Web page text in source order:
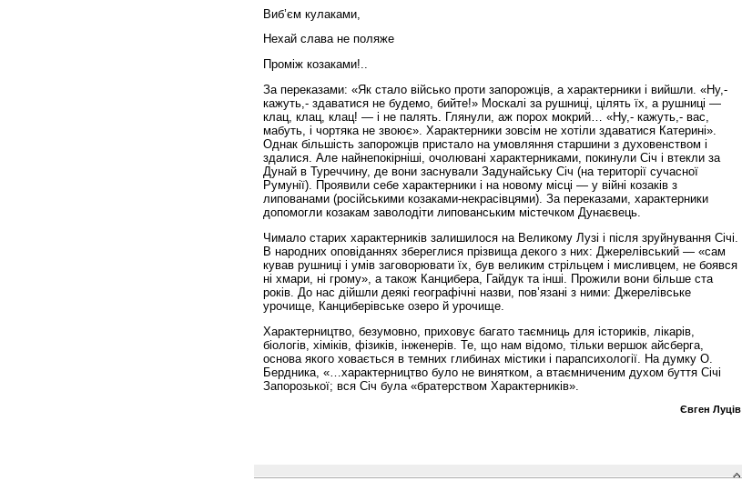
Виб’єм кулаками,
Нехай слава не поляже
Проміж козаками!..
За переказами: «Як стало військо проти запорожців, а характерники і вийшли. «Ну,-
кажуть,- здаватися не будемо, бийте!» Москалі за рушниці, цілять їх, а рушниці —
клац, клац, клац! — і не палять. Глянули, аж порох мокрий… «Ну,- кажуть,- вас,
мабуть, і чортяка не звоює». Характерники зовсім не хотіли здаватися Катерині».
Однак більшість запорожців пристало на умовляння старшини з духовенством і
здалися. Але найнепокірніші, очолювані характерниками, покинули Січ і втекли за
Дунай в Туреччину, де вони заснували Задунайську Січ (на території сучасної
Румунії). Проявили себе характерники і на новому місці — у війні козаків з
липованами (російськими козаками-некрасівцями). За переказами, характерники
допомогли козакам заволодіти липованським містечком Дунаєвець.
Чимало старих характерників залишилося на Великому Лузі і після зруйнування Січі.
В народних оповіданнях збереглися прізвища декого з них: Джерелівський — «сам
кував рушниці і умів заговорювати їх, був великим стрільцем і мисливцем, не боявся
ні хмари, ні грому», а також Канцибера, Гайдук та інші. Прожили вони більше ста
років. До нас дійшли деякі географічні назви, пов’язані з ними: Джерелівське
урочище, Канциберівське озеро й урочище.
Характерництво, безумовно, приховує багато таємниць для істориків, лікарів,
біологів, хіміків, фізиків, інженерів. Те, що нам відомо, тільки вершок айсберга,
основа якого ховається в темних глибинах містики і парапсихології. На думку О.
Бердника, «…характерництво було не винятком, а втаємниченим духом буття Січі
Запорозької; вся Січ була «братерством Характерників».
Євген Луців